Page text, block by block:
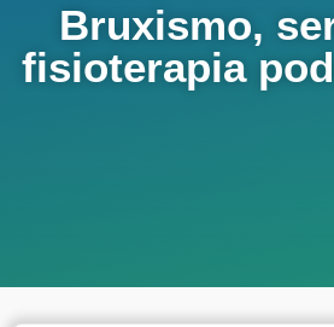
Bruxismo,
fisioterapia